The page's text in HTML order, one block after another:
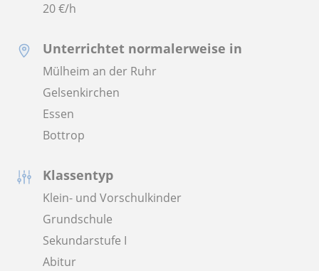
20€/h
Unterrichtet normalerweise in
Mülheim an der Ruhr
Gelsenkirchen
Essen
Bottrop
Klassentyp
Klein- und Vorschulkinder
Grundschule
Sekundarstufe I
Abitur